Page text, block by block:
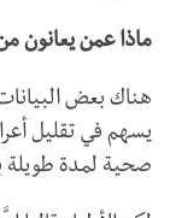
ماذا عمن يعانون
هناك بعض
يسهم في تقليل
صحية لمدة طويلة